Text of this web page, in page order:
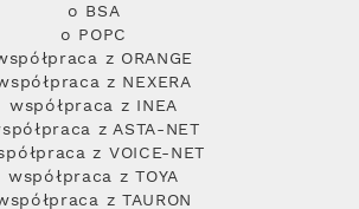
o BSA
o POPC
z ORANGE
z NEXERA
współpraca z INEA
z ASTA-NET
z VOICE-NET
współpraca z TOYA
z TAURON